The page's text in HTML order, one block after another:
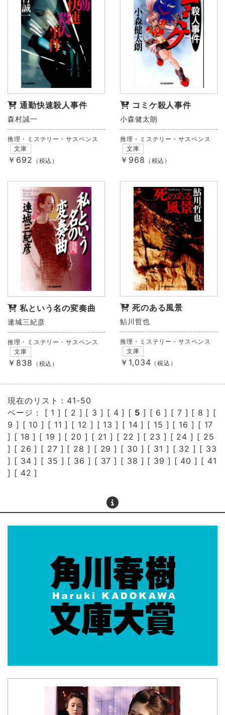
通勤快速殺人事件
森村誠一
推理・ミステリー・サスペンス
文庫
￥692 （税込）
コミケ殺人事件
小森健太朗
推理・ミステリー・サスペンス
文庫
￥968 （税込）
私という名の変奏曲
連城三紀彦
推理・ミステリー・サスペンス
文庫
￥838 （税込）
死のある風景
鮎川哲也
推理・ミステリー・サスペンス
文庫
￥1,034 （税込）
現在のリスト：41-50
ページ： [ 1 ] [ 2 ] [ 3 ] [ 4 ] [ 5 ] [ 6 ] [ 7 ] [ 8 ] [
9 ] [ 10 ] [ 11 ] [ 12 ] [ 13 ] [ 14 ] [ 15 ] [ 16 ] [ 17
] [ 18 ] [ 19 ] [ 20 ] [ 21 ] [ 22 ] [ 23 ] [ 24 ] [ 25
] [ 26 ] [ 27 ] [ 28 ] [ 29 ] [ 30 ] [ 31 ] [ 32 ] [ 33
] [ 34 ] [ 35 ] [ 36 ] [ 37 ] [ 38 ] [ 39 ] [ 40 ] [ 41
] [ 42 ]